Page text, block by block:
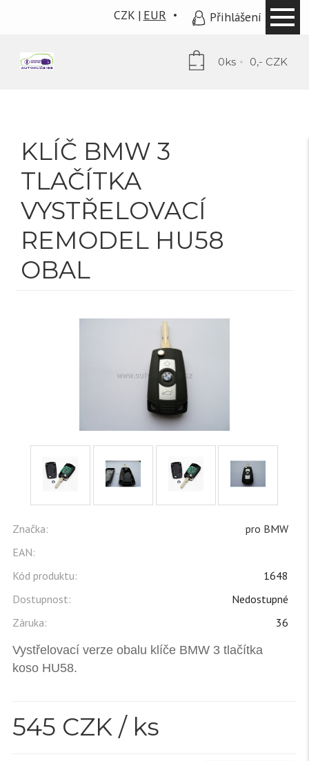
CZK EUR Přihlášení
0ks 0,- CZK
KLÍČ BMW 3
TLAČÍTKA
VYSTŘELOVACÍ
REMODEL HU58
OBAL
Značka:
pro BMW
EAN:
Kód produktu:
1648
Dostupnost:
Nedostupné
Záruka:
36
Vystřelovací verze obalu klíče BMW 3 tlačítka
koso HU58.
545 CZK / ks